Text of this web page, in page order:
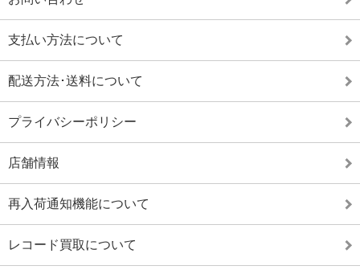
支払い方法について
配送方法･送料について
プライバシーポリシー
店舗情報
再入荷通知機能について
レコード買取について